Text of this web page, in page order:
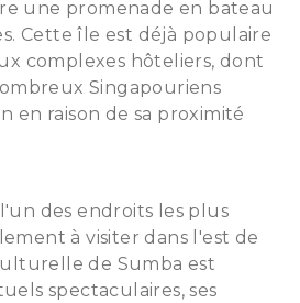
une promenade en bateau
Cette île est déjà populaire
complexes hôteliers, dont
Singapouriens
en raison de sa proximité
des endroits les plus
à visiter dans l'est de
de Sumba est
spectaculaires, ses